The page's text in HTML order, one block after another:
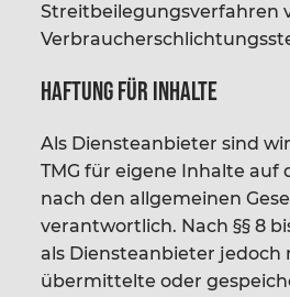
Streitbeilegungsverfahren
Haftung für Inhalte
Als Diensteanbieter sind
TMG für eigene Inhalte auf
nach den allgemeinen
verantwortlich. Nach §§ 8
als Diensteanbieter
übermittelte oder